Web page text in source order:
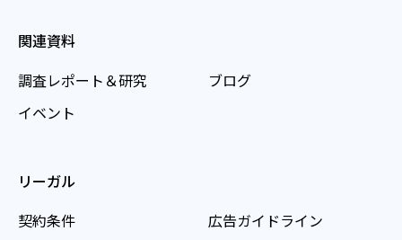
関連資料
調査レポート＆研究
イベント
ブログ
リーガル
契約条件
広告ガイドライン